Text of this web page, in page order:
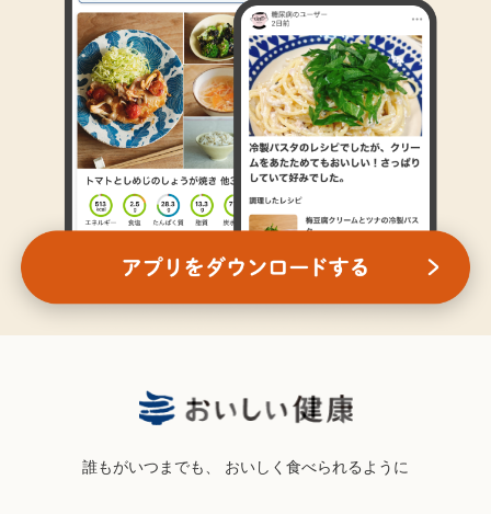
誰もがいつまでも、 おいしく食べられるように